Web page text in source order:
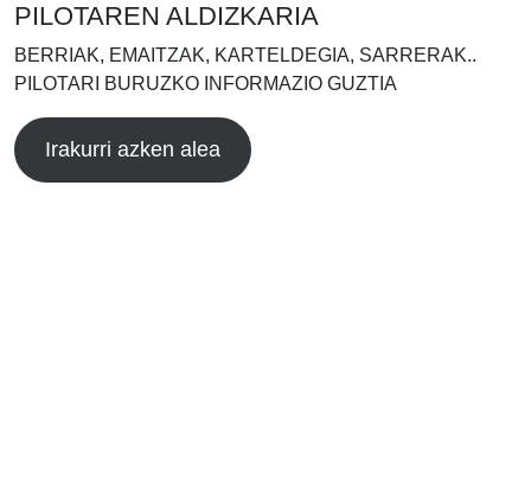
PILOTAREN ALDIZKARIA
BERRIAK, EMAITZAK, KARTELDEGIA, SARRERAK..
PILOTARI BURUZKO INFORMAZIO GUZTIA
Irakurri azken alea